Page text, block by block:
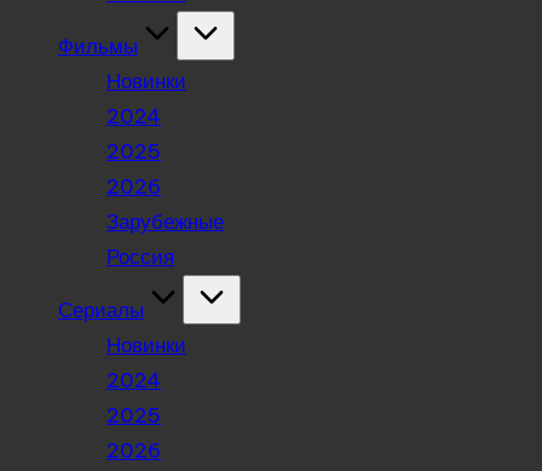
Фильмы
Новинки
2024
2025
2026
Зарубежные
Россия
Сериалы
Новинки
2024
2025
2026